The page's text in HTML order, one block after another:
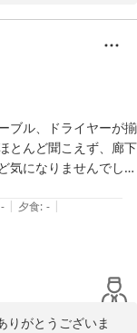
ンガルーホテル
いてシングル長期の
客様となっている
であっても新館にご
ム（完全個室で
境ではご心配・ご
にご案内すること
屋を本館にご用意
ブル、ドライヤーが揃
とんど聞こえず、廊下
気になりませんでし
いと思います。
- | 夕食: - |
りがとうございま